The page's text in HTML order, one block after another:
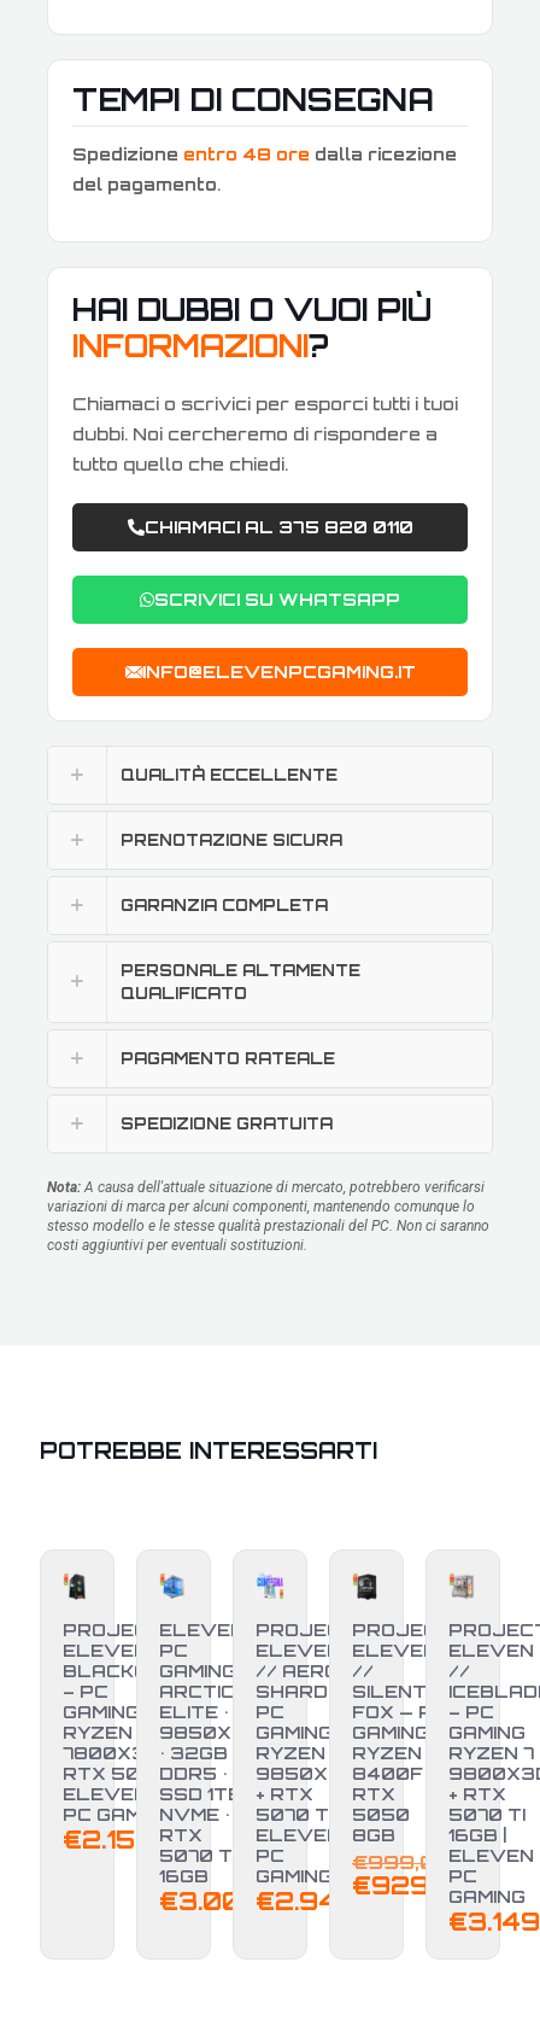
TEMPI DI CONSEGNA
Spedizione entro 48 ore dalla ricezione
del pagamento.
HAI DUBBI O VUOI PIÙ
INFORMAZIONI?
Chiamaci o scrivici per esporci tutti i tuoi
dubbi. Noi cercheremo di rispondere a
tutto quello che chiedi.
CHIAMACI AL 375 820 0110
SCRIVICI SU WHATSAPP
INFO@ELEVENPCGAMING.IT
QUALITÀ ECCELLENTE
PRENOTAZIONE SICURA
GARANZIA COMPLETA
PERSONALE ALTAMENTE
QUALIFICATO
PAGAMENTO RATEALE
SPEDIZIONE GRATUITA
Nota: A causa dell'attuale situazione di mercato, potrebbero verificarsi
variazioni di marca per alcuni componenti, mantenendo comunque lo
stesso modello e le stesse qualità prestazionali del PC. Non ci saranno
costi aggiuntivi per eventuali sostituzioni.
POTREBBE INTERESSARTI
PROJECT
ELEVEN //
BLACKOUT
– PC
GAMING
RYZEN 7
7800X3D +
RTX 5070 |
ELEVEN
PC GAMING
€2.150,00
ELEVEN
PC
GAMING •
ARCTIC
ELITE • R7
9850X3D
• 32GB
DDR5 •
SSD 1TB
NVME •
RTX
5070 Ti
16GB
€3.000,00
PROJECT
ELEVEN
// AERO
SHARD –
PC
GAMING
RYZEN 7
9850X3D
+ RTX
5070 TI |
ELEVEN
PC
GAMING
€2.949,00
-7%
PROJECT
ELEVEN
//
SILENT
FOX — PC
GAMING
RYZEN 5
8400F +
RTX
5050
8GB
€999,00 Il
era:
€929,00Il
è:
ELEVEN
//
– PC
GAMING
RYZEN 7
+ RTX
5070 TI
16GB |
ELEVEN
PC
GAMING
€